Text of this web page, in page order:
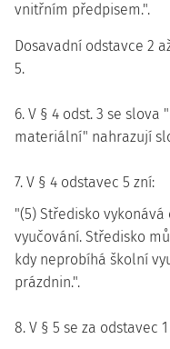
vnitřním předpisem.".
Dosavadní odstavce 2
5.
6. V § 4 odst. 3 se
materiální" nahrazují
7. V § 4 odstavec 5 zní:
"(5) Středisko
vyučování. Středisko
kdy neprobíhá školní
prázdnin.".
8. V § 5 se za odstavec